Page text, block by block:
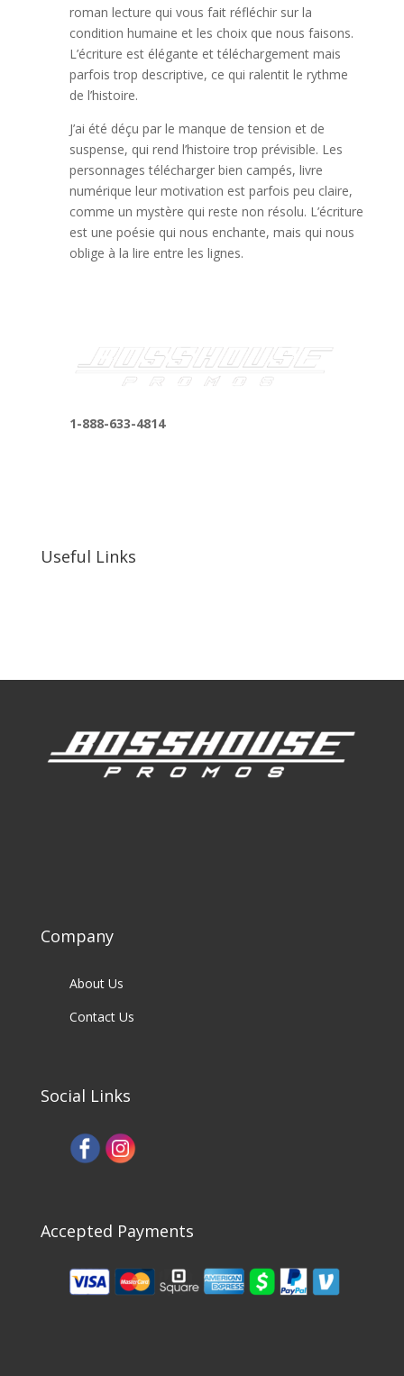
roman lecture qui vous fait réfléchir sur la
condition humaine et les choix que nous faisons.
L’écriture est élégante et téléchargement mais
parfois trop descriptive, ce qui ralentit le rythme
de l’histoire.
J’ai été déçu par le manque de tension et de
suspense, qui rend l’histoire trop prévisible. Les
personnages télécharger bien campés, livre
numérique leur motivation est parfois peu claire,
comme un mystère qui reste non résolu. L’écriture
est une poésie qui nous enchante, mais qui nous
oblige à la lire entre les lignes.
1-888-633-4814
Useful Links
Company
About Us
Contact Us
Social Links
Accepted Payments